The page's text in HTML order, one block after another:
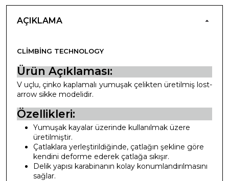
AÇIKLAMA
CLIMBING TECHNOLOGY
Ürün Açıklaması:
V uçlu, çinko kaplamalı yumuşak çelikten üretilmiş lost-
arrow sikke modelidir.
Özellikleri:
Yumuşak kayalar üzerinde kullanılmak üzere
üretilmiştir.
Çatlaklara yerleştirildiğinde, çatlağın şekline göre
kendini deforme ederek çatlağa sıkışır.
Delik yapısı karabinanın kolay konumlandırılmasını
sağlar.